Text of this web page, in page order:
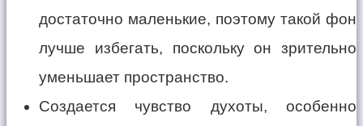
достаточно маленькие, поэтому такой фон
лучше избегать, поскольку он зрительно
уменьшает пространство.
Создается чувство духоты, особенно